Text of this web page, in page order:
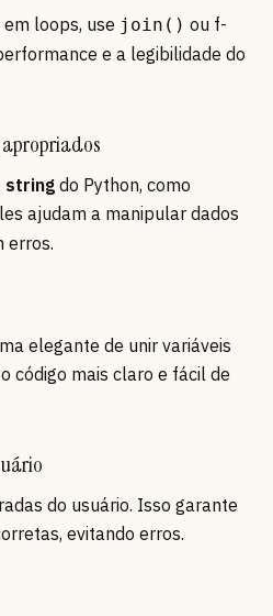
loops, use join() ou f-
e a legibilidade do
string do Python, como
ajudam a manipular dados
erros.
elegante de unir variáveis
código mais claro e fácil de
do usuário. Isso garante
evitando erros.